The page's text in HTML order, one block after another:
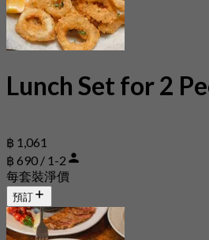
Lunch Set for 2
฿ 1,061
฿ 690 / 1-2
每套裝淨價
預訂